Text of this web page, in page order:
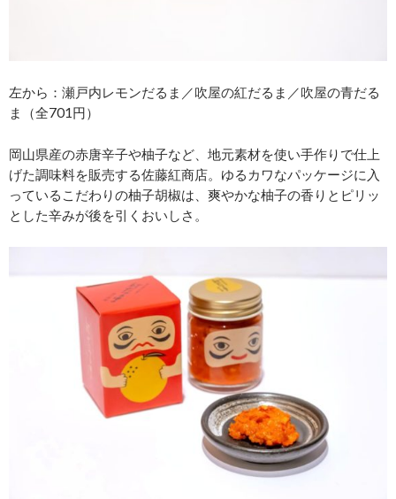
左から：瀬戸内レモンだるま／吹屋の紅だるま／吹屋の青だる
ま（全701円）
岡山県産の赤唐辛子や柚子など、地元素材を使い手作りで仕上
げた調味料を販売する佐藤紅商店。ゆるカワなパッケージに入
っているこだわりの柚子胡椒は、爽やかな柚子の香りとピリッ
とした辛みが後を引くおいしさ。